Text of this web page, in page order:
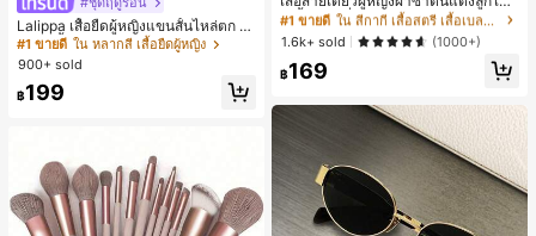
Lalippa เสื้อยืดผู้หญิงแขนสั้นไหล่ตก ค
อวีปกเสื้อ ลายพิมพ์ดิจิทัลลายทาง สไตล์
สปอร์ตแฟชั่นมินิมอล ของขวัญสำหรับเ
พื่อน
30+ พูดว่า "คุณภาพเนื้อผ้าดี"
#1 ขายดี ใน หลากสี เสื้อยืดผู้หญิง
30+ พูดว่า "คุณภาพเนื้อผ้าดี"
#1 ขายดี ใน หลากสี เสื้อยืดผู้หญิง
30+ พูดว่า "คุณภาพเนื้อผ้าดี"
#1 ขายดี
900+ sold
฿199
- เสื้อสายเดี่ยวฤดูร้อนสีคากีมีรอยผ่าด้า
นข้างที่น่าดึงดูดแบบสบายๆ
ลูกค้ากลับมาซื้อซ้ำ!
#1 ขายดี
ใน สีกากี เสื้อสตรี เสื้อเบลาส์ & Tee
100+ พูดว่า "ไม่มีกลิ่น"
ลูกค้ากลับมาซื้อซ้ำ!
#1 ขายดี
ใน สีกากี เสื้อสตรี เสื้อเบลาส์ & Tee
100+ พูดว่า "ไม่มีกลิ่น"
ลูกค้ากลับมาซื้อซ้ำ!
#1 ขายดี
ใน สีกากี เสื้อสตรี เสื้อเบลาส์ & Tee
100+ พูดว่า "ไม่มีกลิ่น"
ลูกค้ากลับมาซื้อซ้ำ!
1.6k+ sold (1000+)
฿169